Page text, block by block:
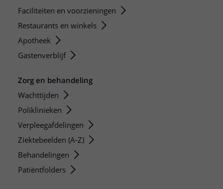
Faciliteiten en voorzieningen
Restaurants en winkels
Apotheek
Gastenverblijf
Zorg en behandeling
Wachttijden
Poliklinieken
Verpleegafdelingen
Ziektebeelden (A-Z)
Behandelingen
Patiëntfolders